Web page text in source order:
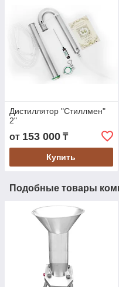
Дистиллятор "Стиллмен"
2"
от 153 000 ₸
Купить
Подобные товары